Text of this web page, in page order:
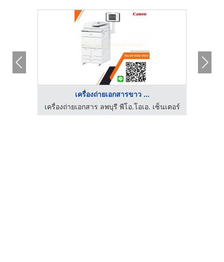
เครื่องถ่ายเอกสารขาว ...
เครื่องถ่ายเอกสาร ลพบุรี พีโอ.โอเอ. เซ็นเตอร์